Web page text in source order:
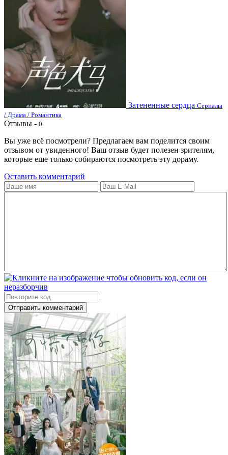
Затененные сердца Сериалы
/ Драма / Романтика
Отзывы - 0
Вы уже всё посмотрели? Предлагаем вам поделится своим
отзывом от увиденного! Ваш отзыв будет полезен зрителям,
которые еще только собираются посмотреть эту дораму.
Оставить комментарий
Отправить комментарий